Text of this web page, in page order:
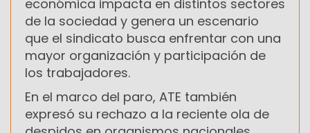
económica impacta en distintos sectores
de la sociedad y genera un escenario
que el sindicato busca enfrentar con una
mayor organización y participación de
los trabajadores.
En el marco del paro, ATE también
expresó su rechazo a la reciente ola de